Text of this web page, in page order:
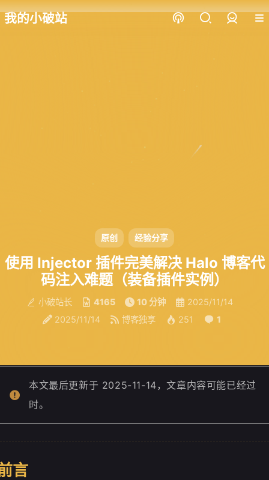
我的小破站
原创 经验分享
使用 Injector 插件完美解决 Halo 博客代
码注入难题（装备插件实例）
小破站长 4165 10 分钟
2025/11/14
2025/11/14
博客独享 251 1
本文最后更新于 2025-11-14，文章内容可能已经过
时。
言